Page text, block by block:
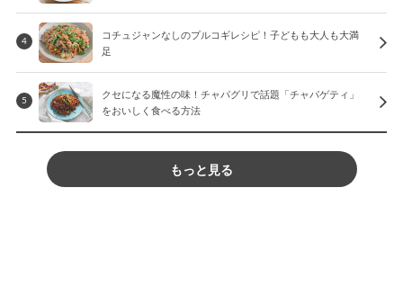
4
コチュジャンなしのプルコギレシピ！子どもも大人も大満
足
5
クセになる魔性の味！チャパグリで話題「チャパゲティ」
をおいしく食べる方法
もっと見る